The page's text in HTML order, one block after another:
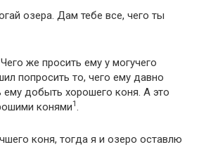
озера. Дам тебе все, чего ты
же просить ему у могучего
попросить то, чего ему давно
ему добыть хорошего коня. А это
конями1 .
коня, тогда я и озеро оставлю